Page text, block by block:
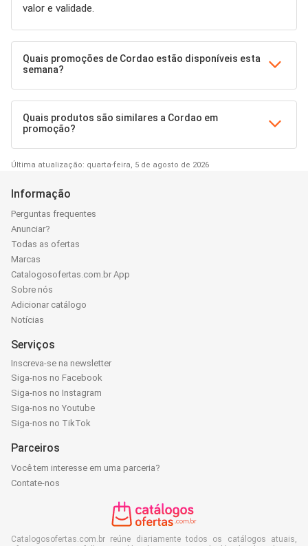
valor e validade.
Quais promoções de Cordao estão disponíveis esta
semana?
Quais produtos são similares a Cordao em
promoção?
Última atualização: quarta-feira, 5 de agosto de 2026
Informação
Perguntas frequentes
Anunciar?
Todas as ofertas
Marcas
Catalogosofertas.com.br App
Sobre nós
Adicionar catálogo
Notícias
Serviços
Inscreva-se na newsletter
Siga-nos no Facebook
Siga-nos no Instagram
Siga-nos no Youtube
Siga-nos no TikTok
Parceiros
Você tem interesse em uma parceria?
Contate-nos
Catalogosofertas.com.br reúne diariamente todos os catálogos atuais,